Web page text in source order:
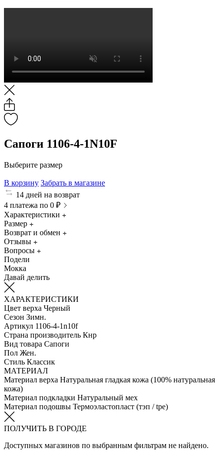
Сапоги 1106-4-1N10F
Выберите размер
В корзину Забрать в магазине
14 дней на возврат
4 платежа по 0 ₽
Характеристики
Размер
Возврат и обмен
Отзывы
Вопросы
Подели
Мокка
Давай делить
ХАРАКТЕРИСТИКИ
Цвет верха Черный
Сезон Зимн.
Артикул 1106-4-1n10f
Страна производитель Кнр
Вид товара Сапоги
Пол Жен.
Стиль Классик
МАТЕРИАЛ
Материал верха Натуральная гладкая кожа (100% натуральная
кожа)
Материал подкладки Натуральный мех
Материал подошвы Термоэластопласт (тэп / tpe)
ПОЛУЧИТЬ В ГОРОДЕ
Доступных магазинов по выбранным фильтрам не найдено.